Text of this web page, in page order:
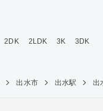
2DK 2LDK 3K
3DK
出水市 出水駅 出